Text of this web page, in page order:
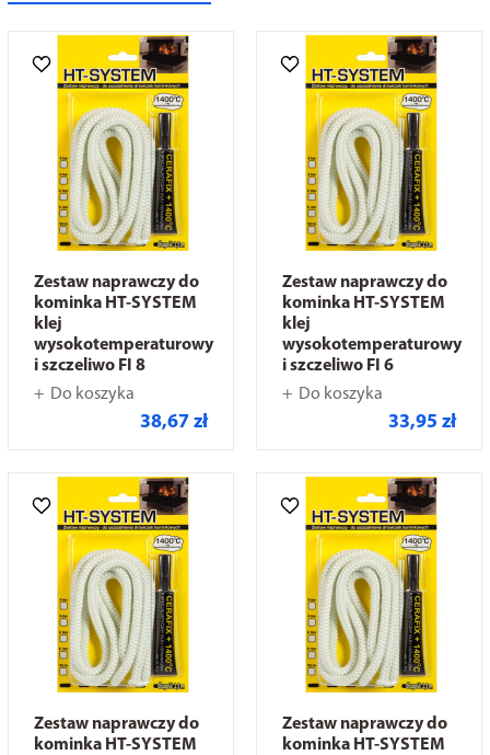
Zestaw naprawczy do
kominka HT-SYSTEM
klej
wysokotemperaturowy
i szczeliwo FI 8
Do koszyka
38,67 zł
Zestaw naprawczy do
kominka HT-SYSTEM
klej
wysokotemperaturowy
i szczeliwo FI 6
Do koszyka
33,95 zł
Zestaw naprawczy do
kominka HT-SYSTEM
Zestaw naprawczy do
kominka HT-SYSTEM